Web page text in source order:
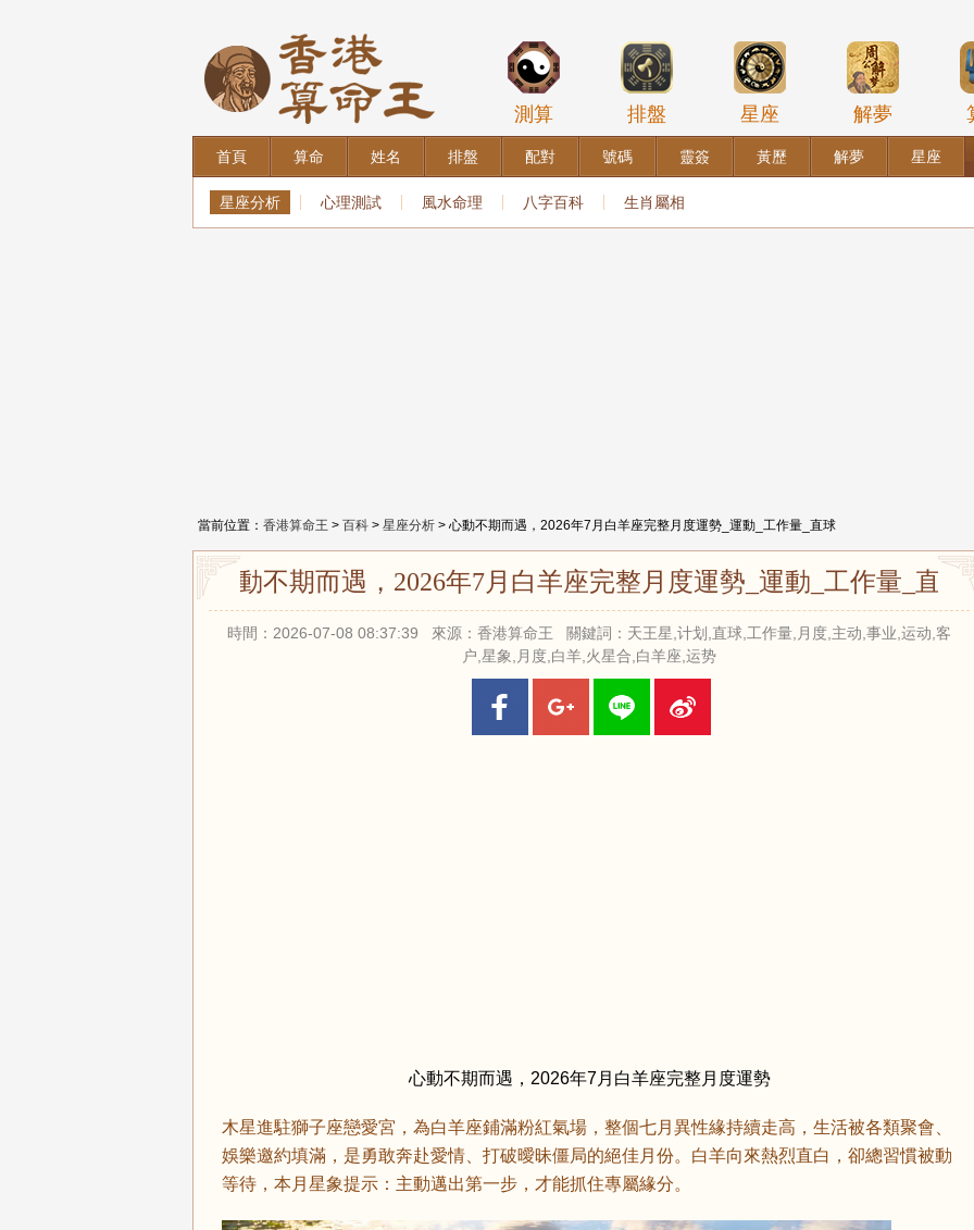
測算 排盤 星座 解夢
首頁 算命 姓名 排盤 配對 號碼 靈簽 黃歷 解夢 星座
星座分析 心理測試 風水命理 八字百科 生肖屬相
當前位置： 香港算命王 > 百科 > 星座分析 > 心動不期而遇，2026年7月白羊座完整月度運勢_運動_工作量_直球
心動不期而遇，2026年7月白羊座完整月度運勢_運動_工作量_直球
時間：2026-07-08 08:37:39 來源：香港算命王 關鍵詞：天王星,计划,直球,工作量,月度,主动,事业,运动,客
户,星象,月度,白羊,火星合,白羊座,运势
心動不期而遇，2026年7月白羊座完整月度運勢
木星進駐獅子座戀愛宮，為白羊座鋪滿粉紅氣場，整個七月異性緣持續走高，生活被各類聚會、
娛樂邀約填滿，是勇敢奔赴愛情、打破曖昧僵局的絕佳月份。白羊向來熱烈直白，卻總習慣被動
等待，本月星象提示：主動邁出第一步，才能抓住專屬緣分。